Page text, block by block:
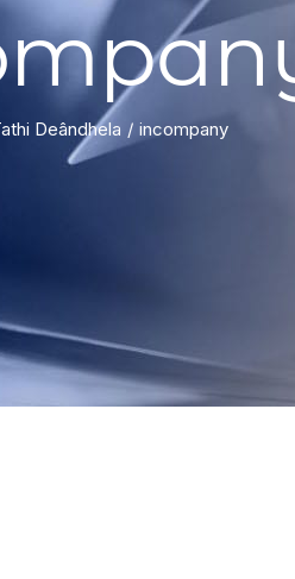
Deândhela incompany